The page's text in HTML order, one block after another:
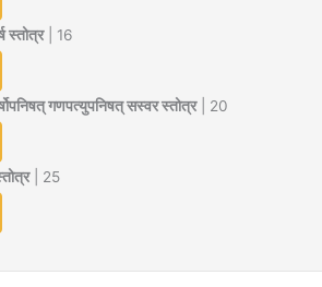
स्तोत्र| 16
गणपत्युपनिषत् सस्वर स्तोत्र| 20
| 25